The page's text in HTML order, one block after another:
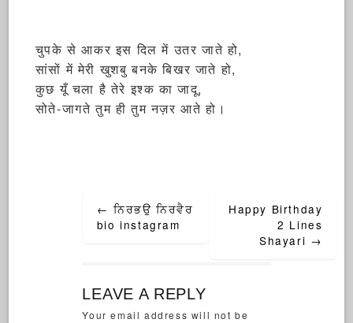
चुपके से आकर इस दिल में उतर जाते हो,
सांसों में मेरी खुशबु बनके बिखर जाते हो,
कुछ यूँ चला है तेरे इश्क का जादू,
सोते-जागते तुम ही तुम नज़र आते हो।
← ਨਿਰਭਉ ਨਿਰਵੈਰ
bio instagram
Happy Birthday
2 Lines
Shayari →
LEAVE A REPLY
Your email address will not be